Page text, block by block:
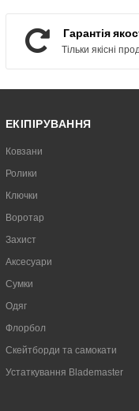
Гарантія
Тільки якісні
ЕКІПІРУВАННЯ
Ковзани
Ролики
Ключки
Воротар
Захист
Аксесуари
Сумки
Одяг
Флорбол
Скейтборди та самокати
Устаткування Blademaster